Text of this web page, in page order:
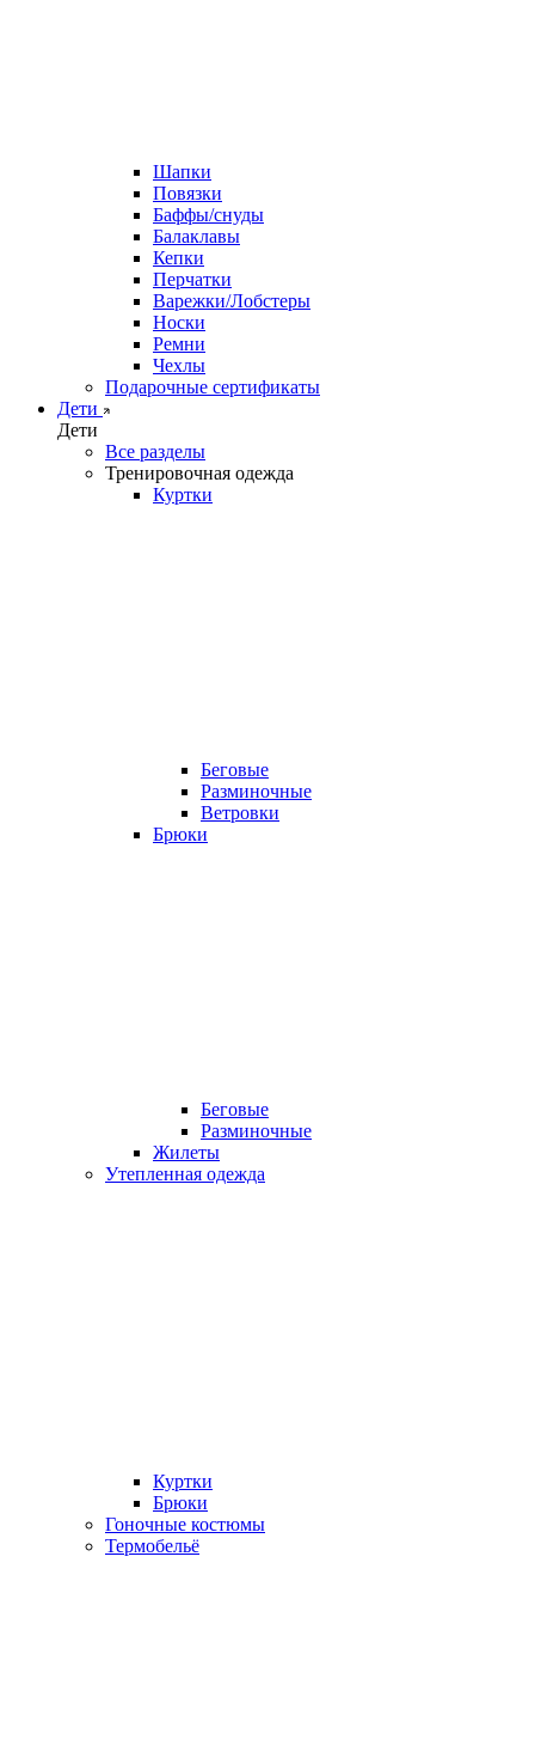
Шапки
Повязки
Баффы/снуды
Балаклавы
Кепки
Перчатки
Варежки/Лобстеры
Носки
Ремни
Чехлы
Подарочные сертификаты
Дети
Дети
Все разделы
Тренировочная одежда
Куртки
Беговые
Разминочные
Ветровки
Брюки
Беговые
Разминочные
Жилеты
Утепленная одежда
Куртки
Брюки
Гоночные костюмы
Термобельё